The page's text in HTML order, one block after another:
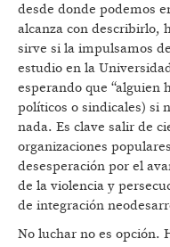
desde donde podemos
alcanza con describirlo,
sirve si la impulsamos
estudio en la
esperando que “alguien
políticos o sindicales) si
nada. Es clave salir de
organizaciones
desesperación por el
de la violencia y
de integración
No luchar no es opción.